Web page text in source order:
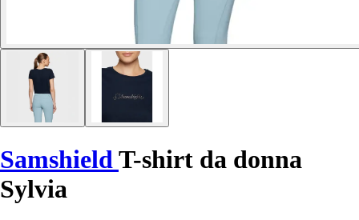
Samshield T-shirt da donna
Sylvia